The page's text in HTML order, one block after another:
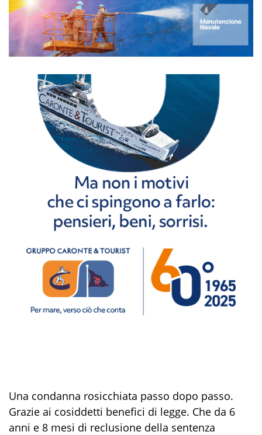
Una condanna rosicchiata passo dopo passo.
Grazie ai cosiddetti benefici di legge. Che da 6
anni e 8 mesi di reclusione della sentenza